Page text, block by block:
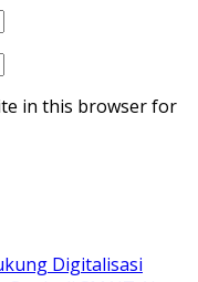
in this browser for